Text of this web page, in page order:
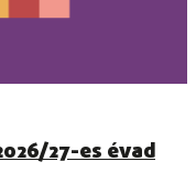
27-es évad